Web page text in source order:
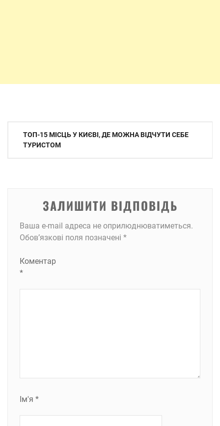
Навігація
записів
ТОП-15 МІСЦЬ У КИЄВІ, ДЕ МОЖНА ВІДЧУТИ СЕБЕ
ТУРИСТОМ
ЗАЛИШИТИ ВІДПОВІДЬ
Ваша e-mail адреса не оприлюднюватиметься.
Обов’язкові поля позначені *
Коментар
*
Ім'я *